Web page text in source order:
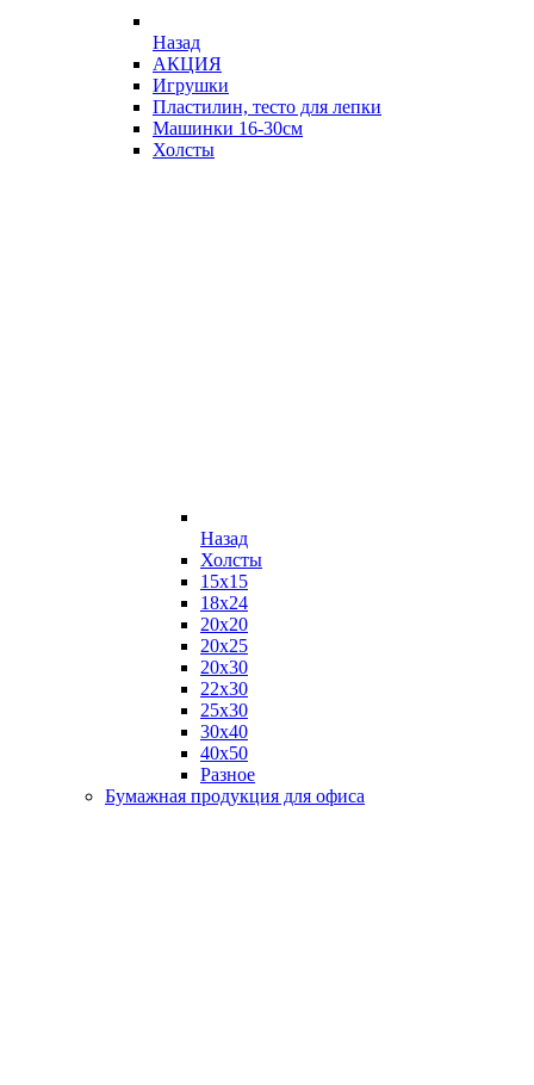
Назад
АКЦИЯ
Игрушки
Пластилин, тесто для лепки
Машинки 16-30см
Холсты
Назад
Холсты
15х15
18х24
20х20
20х25
20х30
22х30
25х30
30х40
40х50
Разное
Бумажная продукция для офиса